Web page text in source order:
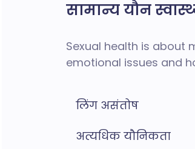
सामान्य यौन
Sexual health is about
emotional issues and
लिंग असंतोष
अत्यधिक यौनिकता